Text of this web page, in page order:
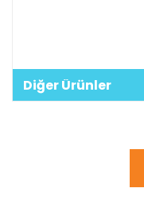
Diğer Ürünler